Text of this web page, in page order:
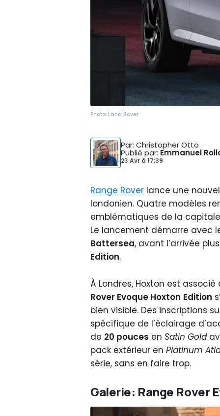
Photo: Land Rover
Par: Christopher Otto
Publié par: Emmanuel
23 Avr à 17:39
Range Rover lance une
londonien. Quatre modèles
emblématiques de la
Le lancement démarre avec
Battersea, avant l’arrivée
Edition.
À Londres, Hoxton est
Rover Evoque Hoxton Edition
bien visible. Des inscriptions
spécifique de l’éclairage
de 20 pouces en Satin Gold
pack extérieur en Platinum
série, sans en faire trop.
Galerie: Range Rover